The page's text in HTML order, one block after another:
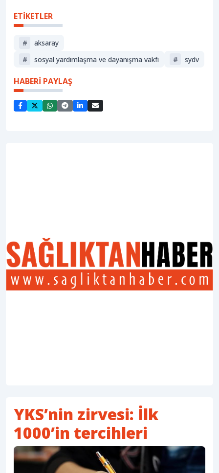
ETİKETLER
#
aksaray
#
sosyal yardımlaşma ve dayanışma vakfı # sydv
HABERİ PAYLAŞ
YKS’nin zirvesi: İlk
1000’in tercihleri